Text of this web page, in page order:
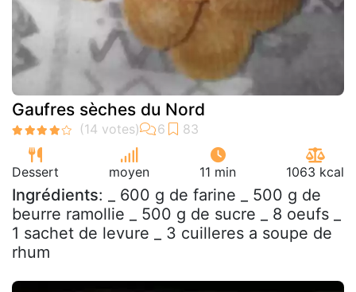
Gaufres sèches du Nord
Dessert moyen 11 min 1063 kcal
Ingrédients: _ 600 g de farine _ 500 g de
beurre ramollie _ 500 g de sucre _ 8 oeufs _
1 sachet de levure _ 3 cuilleres a soupe de
rhum